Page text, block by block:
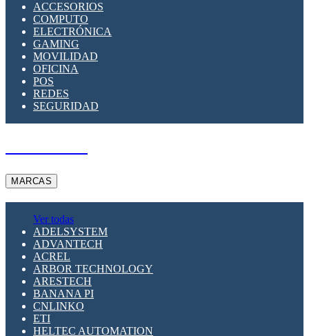
SUPRESOR DE TRANSIENTES SPDS PARA
APLICACIONES FOTOVOLTAICAS
ACCESORIOS
COMPUTO
ELECTRÓNICA
GAMING
MOVILIDAD
OFICINA
POS
REDES
SEGURIDAD
MARCAS
Ver todas
ADELSYSTEM
ADVANTECH
ACREL
ARBOR TECHNOLOGY
ARESTECH
BANANA PI
CNLINKO
ETI
HELTEC AUTOMATION